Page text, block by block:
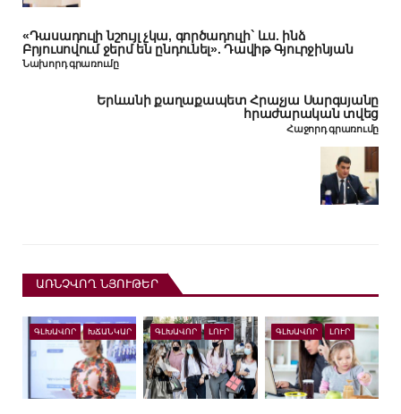
«Դասադուլի նշույլ չկա, գործադուլի` ևս. ինձ
Բրյուսովում ջերմ են ընդունել». Դավիթ Գյուրջինյան
Նախորդ գրառումը
Երևանի քաղաքապետ Հրաչյա Սարգսյանը
հրաժարական տվեց
Հաջորդ գրառումը
ԱՌՆՉՎՈՂ ՆՅՈՒԹԵՐ
ԳԼԽԱՎՈՐ ԽՃԱՆԿԱՐ ԳԼԽԱՎՈՐ ԼՈՒՐ ԳԼԽԱՎՈՐ ԼՈՒՐ